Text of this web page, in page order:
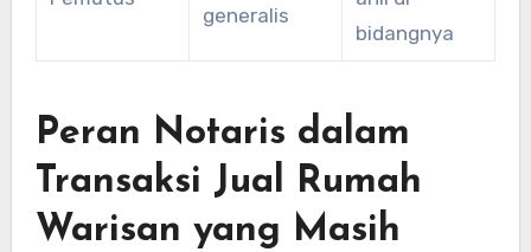
generalis
bidangnya
Peran Notaris dalam
Transaksi Jual Rumah
Warisan yang Masih